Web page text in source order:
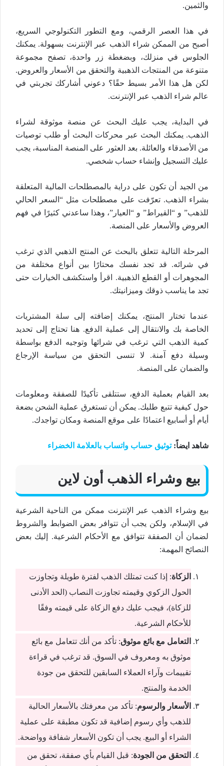
والثمين.
في هذا العصر الرقمي، ومع التطور التكنولوجي السريع،
أصبح من الممكن شراء الذهب عبر الإنترنت بسهولة. يمكنك
الجلوس في منزلك، وبضغطة زر واحدة، تصفح مجموعة
متنوعة من المنتجات الذهبية والتحقق من الأسعار والعروض.
لكن هل هذا الأمر بسيط حقًا؟ دعوني أشاركك تجربتي في
عالم شراء الذهب عبر الإنترنت.
في البداية، يجب عليك البحث عن منصة موثوقة لشراء
الذهب. يمكنك البحث عبر محركات البحث أو طلب توصيات
من الأصدقاء والعائلة. بعد العثور على المنصة المناسبة، يجب
عليك التسجيل وإنشاء حساب شخصي.
من الجيد أن تكون على دراية بالمصطلحات المالية المتعلقة
بشراء الذهب. تعرّفت على مصطلحات مثل “السعر الحالي
للذهب” و “القيراط” و “العيار”، وهذا ساعدني كثيرًا في فهم
العروض والأسعار على المنصة.
المرحلة التالية تتعلق بالبحث عن المنتج الذهبي الذي ترغب
في شرائه. قد تجد نفسك محتارًا بين أنواع مختلفة من
المجوهرات أو القطع الذهبية. اقرأ واستكشف الخيارات حتى
تجد ما يناسب ذوقك وميزانيتك.
عندما تختار المنتج، يمكنك إضافته إلى سلة المشتريات
الخاصة بك والانتقال إلى عملية الدفع. هنا تحتاج إلى تحديد
كمية الذهب التي ترغب في شرائها وتوجيه الدفع بواسطة
وسيلة دفع آمنة. لا تنسى التحقق من سياسة الإرجاع
والضمان على المنصة.
بعد القيام بعملية الدفع، ستتلقى تأكيدًا للصفقة ومعلومات
حول كيفية تتبع طلبك. يمكن أن تستغرق عملية الشحن بضعة
أيام أو أسابيع اعتمادًا على موقع المنصة ومكان تواجدك.
شاهد ايضاً:توثيق حساب واتساب بالعلامة الخضراء
بيع وشراء الذهب أون لاين
بيع وشراء الذهب عبر الإنترنت ممكن من الناحية الشرعية
في الإسلام، ولكن يجب أن تتوافر بعض الضوابط والشروط
لضمان أن الصفقة تتوافق مع الأحكام الشرعية. إليك بعض
النصائح المهمة:
الزكاة: إذا كنت تمتلك الذهب لفترة طويلة وتجاوزت
الحول الزكوي وقيمته تجاوزت النصاب (الحد الأدنى
للزكاة)، فيجب عليك دفع الزكاة على قيمته وفقًا
للأحكام الشرعية.
التعامل مع بائع موثوق: تأكد من أنك تتعامل مع بائع
موثوق به ومعروف في السوق. قد ترغب في قراءة
تقييمات وآراء العملاء السابقين للتحقق من جودة
الخدمة والمنتج.
الأسعار والرسوم: تأكد من معرفتك بالأسعار الحالية
للذهب وأي رسوم إضافية قد تكون مطبقة على عملية
الشراء أو البيع. يجب أن تكون الأسعار شفافة وواضحة.
التحقق من الجودة: قبل القيام بأي صفقة، تحقق من